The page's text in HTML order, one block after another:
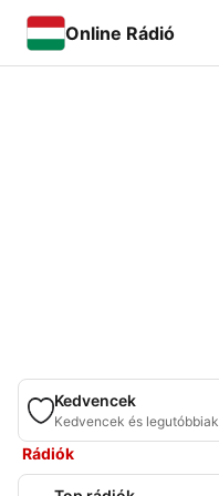
Online Rádió
Kedvencek
Kedvencek és legutóbbiak
Rádiók